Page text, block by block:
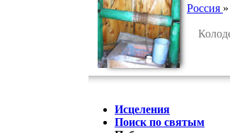
Россия »
Исцеления
Поиск по святым